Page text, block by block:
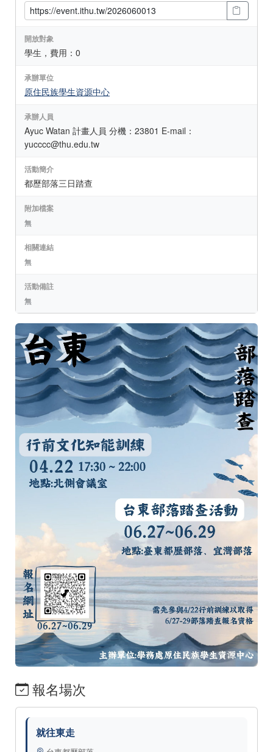
開放對象
學生，費用：0
承辦單位
原住民族學生資源中心
承辦人員
Ayuc Watan 計畫人員 分機：23801 E-mail：
yucccc@thu.edu.tw
活動簡介
都歷部落三日踏查
附加檔案
無
相關連結
無
活動備註
無
報名場次
就往東走